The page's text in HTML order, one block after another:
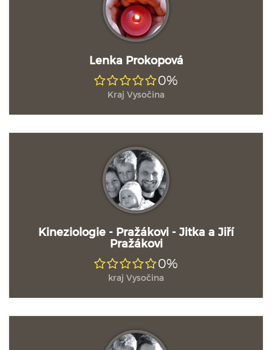
Lenka Prokopová
0%
Kraj Vysočina
Kineziologie - Pražákovi - Jitka a Jiří
Pražákovi
0%
kraj Vysočina